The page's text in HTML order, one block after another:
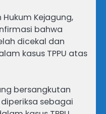
Kejagung,
bahwa
dicekal dan
kasus TPPU atas
bersangkutan
sebagai